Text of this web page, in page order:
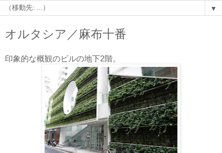
▼
オルタシア／麻布十番
印象的な概観のビルの地下2階。